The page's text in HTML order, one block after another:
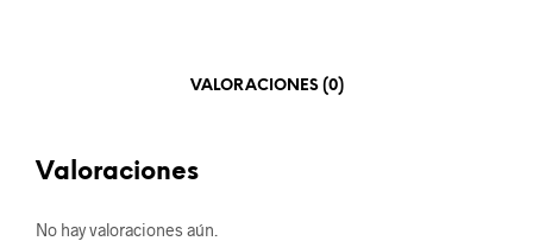
VALORACIONES (0)
Valoraciones
No hay valoraciones aún.